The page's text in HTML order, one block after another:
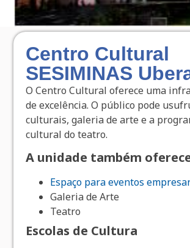
Centro Cultural
SESIMINAS
O Centro Cultural oferece uma
de excelência. O público pode
culturais, galeria de arte e a
cultural do teatro.
A unidade também
Espaço para eventos
Galeria de Arte
Teatro
Escolas de Cultura